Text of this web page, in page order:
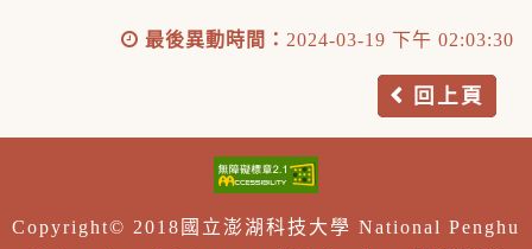
最後異動時間： 2024-03-19 下午 02:03:30
回上頁
Copyright© 2018國立澎湖科技大學 National Penghu